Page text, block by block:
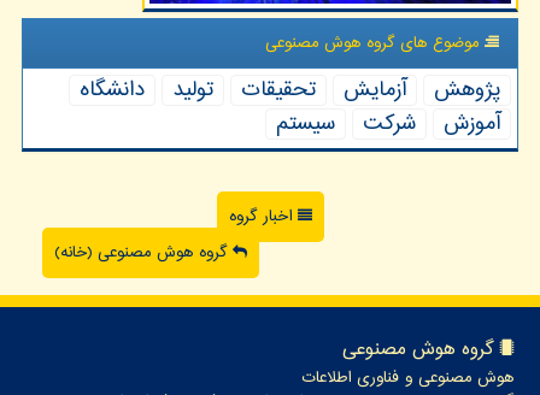
موضوع های گروه هوش مصنوعی
پژوهش آزمایش تحقیقات تولید
دانشگاه
آموزش
شركت سیستم
اخبار گروه
گروه هوش مصنوعی (خانه)
گروه هوش مصنوعی
هوش مصنوعی و فناوری اطلاعات